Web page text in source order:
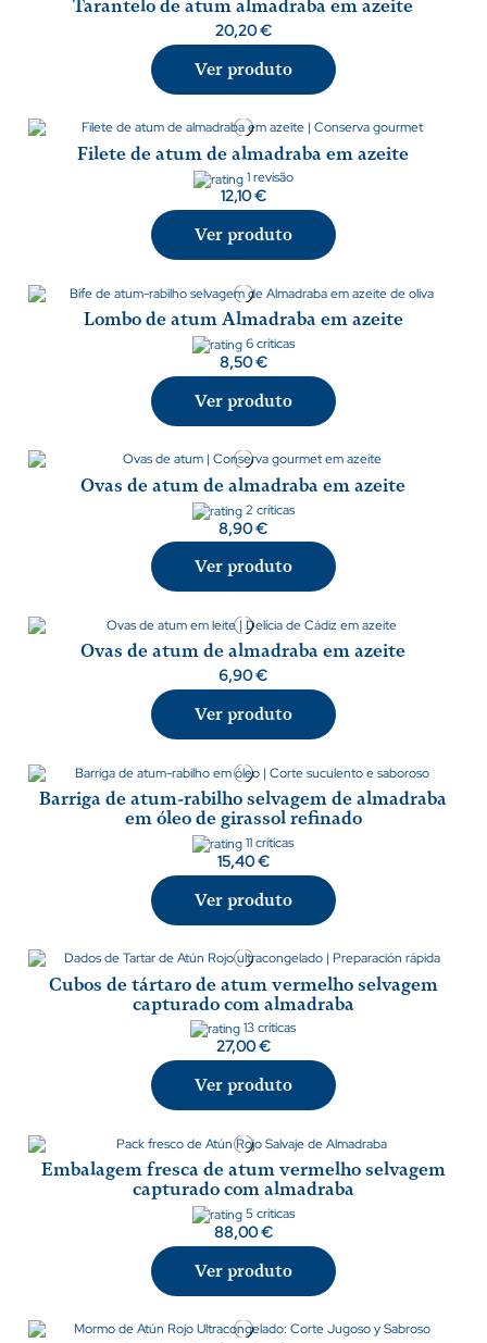
Tarantelo de atum almadraba em azeite
20,20 €
Ver produto
Filete de atum de almadraba em azeite
1 revisão
12,10 €
Ver produto
Lombo de atum Almadraba em azeite
6 críticas
8,50 €
Ver produto
Ovas de atum de almadraba em azeite
2 críticas
8,90 €
Ver produto
Ovas de atum de almadraba em azeite
6,90 €
Ver produto
Barriga de atum-rabilho selvagem de almadraba
em óleo de girassol refinado
11 críticas
15,40 €
Ver produto
Cubos de tártaro de atum vermelho selvagem
capturado com almadraba
13 críticas
27,00 €
Ver produto
Embalagem fresca de atum vermelho selvagem
capturado com almadraba
5 críticas
88,00 €
Ver produto